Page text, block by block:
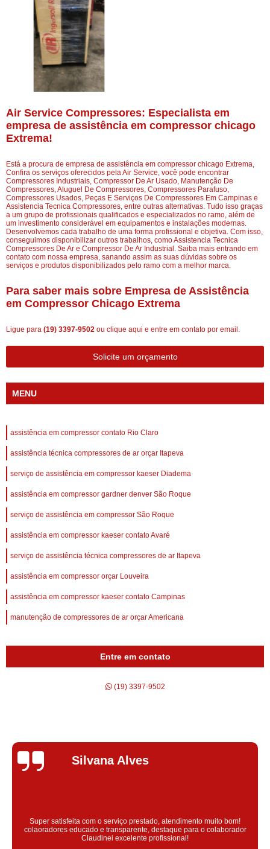
Air Service Compressores: Especialista em
empresa de assistência em compressor chicago
Extrema!
Está a procura de empresa de assistência em compressor chicago Extrema,
Confira os serviços oferecidos pela Air Service, você pode encontrar
Compressores Industriais, Compressor De Ar Usado, Manutenção De
Compressores, Aluguel De Compressores, Compressores Parafuso,
Compressores Usados, Peças E Serviços De Compressores Em Campinas e
Assistencia Tecnica Compressores, entre outras alternativas. Tudo isso graças
a um grupo de profissionais qualificados e especializados no ramo, além de
um investimento considerável em equipamentos e instalações modernas.
Desenvolvemos cada trabalho de uma forma profissional e objetiva. Com isso,
conseguimos disponibilizar outros trabalhos, como Assistencia Tecnica
Compressores De Ar e Compressor De Ar Industrial. Saiba mais entrando em
contato com nossa empresa, sanando assim as suas dúvidas sobre os
serviços e produtos disponibilizados pelo ramo com a melhor marca.
Para saber mais sobre Empresa de Assistência
em Compressor Chicago Extrema
Ligue para (19) 3397-9502 ou clique aqui e entre em contato por email.
Solicite um orçamento
MENU
assistência em compressor contato Rio Claro
assistência técnica compressores de ar orçar Itapeva
serviço de assistência em compressor kaeser Diadema
assistência em compressor gardner denver São Roque
serviço de assistência em compressor São Roque
assistência em compressor kaeser contato Avaré
serviço de assistência técnica compressores de ar Itapeva
assistência em compressor orçar Louveira
assistência em compressor kaeser contato Campinas
manutenção de compressores de ar orçar Americana
Entre em contato
(19) 3397-9502
Silvana Alves
Super satisfeita com o serviço prestado, atendimento muito bom!
colaoradores educado e transparente, destaque para o colaborador
Claudinei excelente profissional!